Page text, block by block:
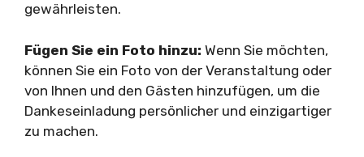
gewährleisten.
Fügen Sie ein Foto hinzu: Wenn Sie möchten,
können Sie ein Foto von der Veranstaltung oder
von Ihnen und den Gästen hinzufügen, um die
Dankeseinladung persönlicher und einzigartiger
zu machen.